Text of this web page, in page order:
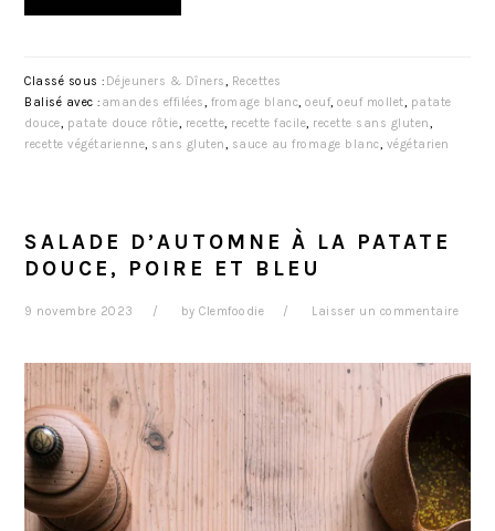
Classé sous : Déjeuners & Dîners, Recettes
Balisé avec : amandes effilées, fromage blanc,oeuf,oeuf mollet, patate
douce, patate douce rôtie, recette, recette facile, recette sans gluten,
recette végétarienne, sans gluten, sauce au fromage blanc, végétarien
SALADE D’AUTOMNE À LA PATATE
DOUCE, POIRE ET BLEU
9 novembre 2023 byClemfoodie Laisser un commentaire